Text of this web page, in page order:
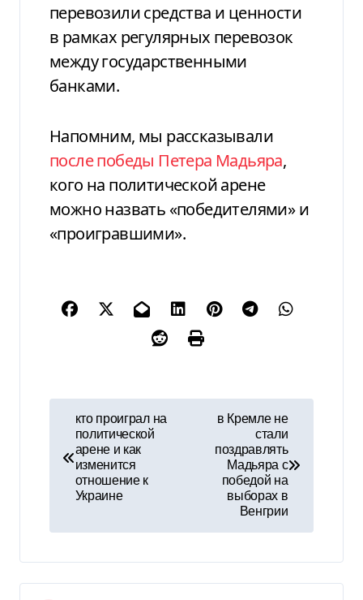
перевозили средства и ценности
в рамках регулярных перевозок
между государственными
банками.
Напомним, мы рассказывали
после победы Петера Мадьяра,
кого на политической арене
можно назвать «победителями» и
«проигравшими».
а
кто проиграл на
политической
арене и как
изменится
отношение к
Украине
в Кремле не
стали
поздравлять
Мадьяра с
победой на
выборах в
Венгрии